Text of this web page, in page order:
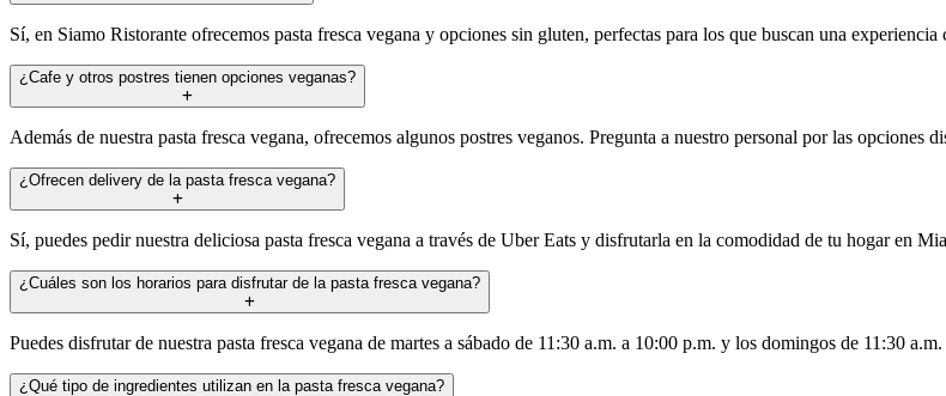
Sí, en Siamo Ristorante ofrecemos pasta fresca vegana y opciones sin gluten, perfectas para los que buscan una
¿Cafe y otros postres tienen opciones veganas?
Además de nuestra pasta fresca vegana, ofrecemos algunos postres veganos. Pregunta a nuestro personal por las opciones
¿Ofrecen delivery de la pasta fresca vegana?
Sí, puedes pedir nuestra deliciosa pasta fresca vegana a través de Uber Eats y disfrutarla en la comodidad de tu hogar en
¿Cuáles son los horarios para disfrutar de la pasta fresca vegana?
Puedes disfrutar de nuestra pasta fresca vegana de martes a sábado de 11:30 a.m. a 10:00 p.m. y los domingos de 11:30
¿Qué tipo de ingredientes utilizan en la pasta fresca vegana?